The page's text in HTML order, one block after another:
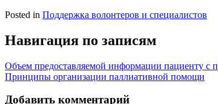
Posted in Поддержка волонтеров и специалистов
Навигация по записям
Объем предоставляемой информации пациенту с
Принципы организации паллиативной помощи
Добавить комментарий